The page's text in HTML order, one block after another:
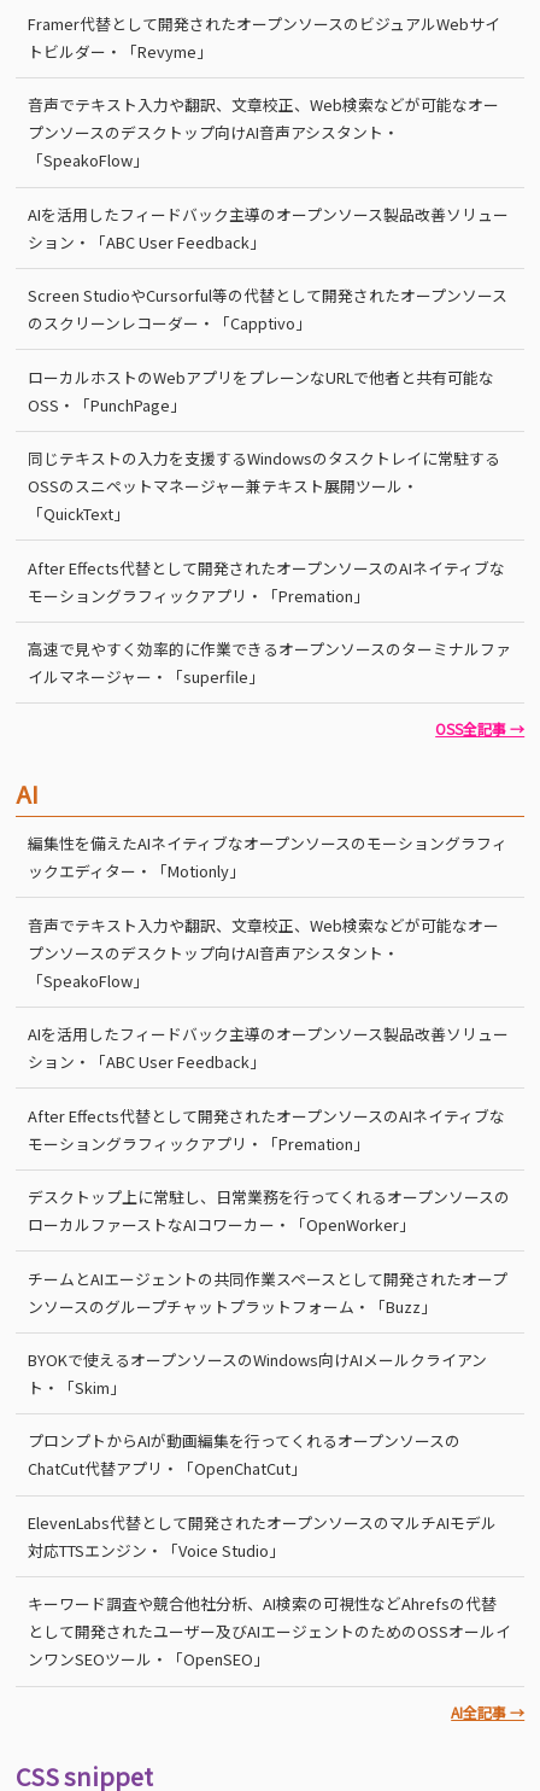
Framer代替として開発されたオープンソースのビジュアルWebサイ
トビルダー・「Revyme」
音声でテキスト入力や翻訳、文章校正、Web検索などが可能なオー
プンソースのデスクトップ向けAI音声アシスタント・
「SpeakoFlow」
AIを活用したフィードバック主導のオープンソース製品改善ソリュー
ション・「ABC User Feedback」
Screen StudioやCursorful等の代替として開発されたオープンソース
のスクリーンレコーダー・「Capptivo」
ローカルホストのWebアプリをプレーンなURLで他者と共有可能な
OSS・「PunchPage」
同じテキストの入力を支援するWindowsのタスクトレイに常駐する
OSSのスニペットマネージャー兼テキスト展開ツール・
「QuickText」
After Effects代替として開発されたオープンソースのAIネイティブな
モーショングラフィックアプリ・「Premation」
高速で見やすく効率的に作業できるオープンソースのターミナルファ
イルマネージャー・「superfile」
OSS全記事 →
AI
編集性を備えたAIネイティブなオープンソースのモーショングラフィ
ックエディター・「Motionly」
音声でテキスト入力や翻訳、文章校正、Web検索などが可能なオー
プンソースのデスクトップ向けAI音声アシスタント・
「SpeakoFlow」
AIを活用したフィードバック主導のオープンソース製品改善ソリュー
ション・「ABC User Feedback」
After Effects代替として開発されたオープンソースのAIネイティブな
モーショングラフィックアプリ・「Premation」
デスクトップ上に常駐し、日常業務を行ってくれるオープンソースの
ローカルファーストなAIコワーカー・「OpenWorker」
チームとAIエージェントの共同作業スペースとして開発されたオープ
ンソースのグループチャットプラットフォーム・「Buzz」
BYOKで使えるオープンソースのWindows向けAIメールクライアン
ト・「Skim」
プロンプトからAIが動画編集を行ってくれるオープンソースの
ChatCut代替アプリ・「OpenChatCut」
ElevenLabs代替として開発されたオープンソースのマルチAIモデル
対応TTSエンジン・「Voice Studio」
キーワード調査や競合他社分析、AI検索の可視性などAhrefsの代替
として開発されたユーザー及びAIエージェントのためのOSSオールイ
ンワンSEOツール・「OpenSEO」
AI全記事 →
CSS snippet